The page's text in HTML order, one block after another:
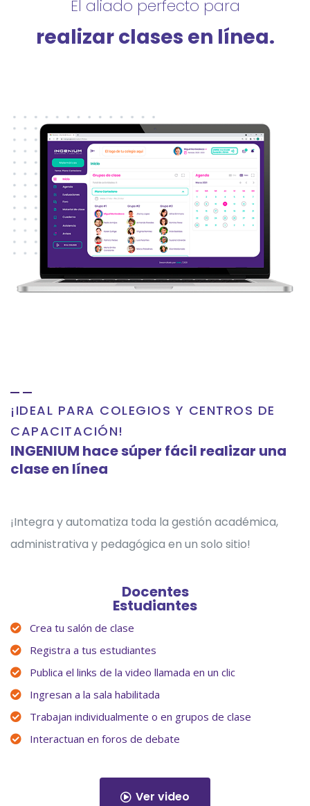
El aliado perfecto para
realizar clases en línea.
¡IDEAL PARA COLEGIOS Y CENTROS DE
CAPACITACIÓN!
INGENIUM hace súper fácil realizar una
clase en línea
¡Integra y automatiza toda la gestión académica,
administrativa y pedagógica en un solo sitio!
Docentes
Estudiantes
Crea tu salón de clase
Registra a tus estudiantes
Publica el links de la video llamada en un clic
Ingresan a la sala habilitada
Trabajan individualmente o en grupos de clase
Interactuan en foros de debate
Ver video